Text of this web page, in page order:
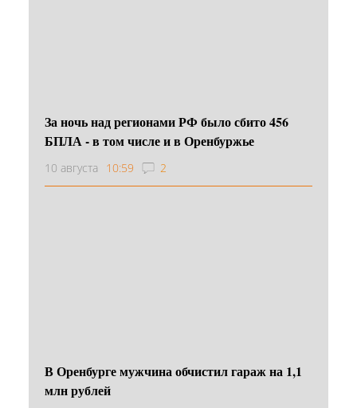
За ночь над регионами РФ было сбито 456
БПЛА - в том числе и в Оренбуржье
10 августа 10:59 2
В Оренбурге мужчина обчистил гараж на 1,1
млн рублей